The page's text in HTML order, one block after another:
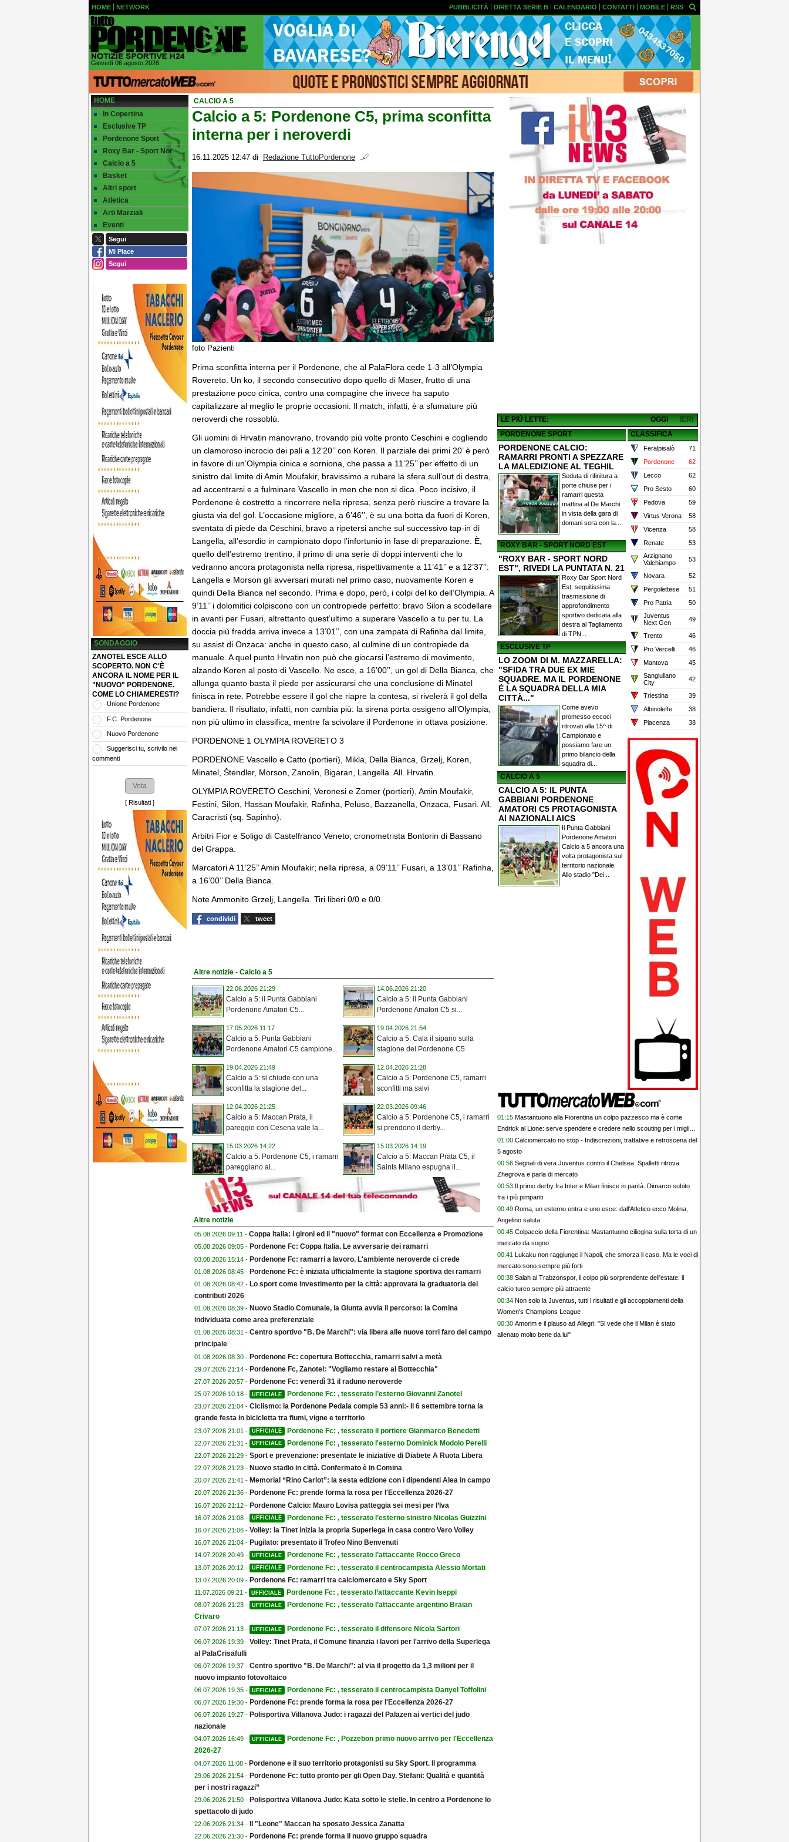
HOME NETWORK PUBBLICITÀ DIRETTA SERIE B CALENDARIO CONTATTI MOBILE RSS
Giovedì 06 agosto 2026
HOME
In Copertina
Esclusive TP
Pordenone Sport
Roxy Bar - Sport Nor
Calcio a 5
Basket
Altri sport
Atletica
Arti Marziali
Eventi
Segui
Mi Piace
Segui
SONDAGGIO
ZANOTEL ESCE ALLO
SCOPERTO. NON C'È
ANCORA IL NOME PER IL
"NUOVO" PORDENONE.
COME LO CHIAMERESTI?
Unione Pordenone
F.C. Pordenone
Nuovo Pordenone
Suggerisci tu, scrivilo nei
commenti
[ Risultati ]
CALCIO A 5
Calcio a 5: Pordenone C5, prima sconfitta
interna per i neroverdi
16.11.2025 12:47 di Redazione TuttoPordenone
foto Pazienti
Prima sconfitta interna per il Pordenone, che al PalaFlora cede 1-3 all’Olympia
Rovereto. Un ko, il secondo consecutivo dopo quello di Maser, frutto di una
prestazione poco cinica, contro una compagine che invece ha saputo
capitalizzare al meglio le proprie occasioni. Il match, infatti, è a sfumature più
neroverdi che rossoblù.
Gli uomini di Hrvatin manovrano, trovando più volte pronto Ceschini e cogliendo
un clamoroso incrocio dei pali a 12’20’’ con Koren. Il parziale dei primi 20’ è però
in favore di un’Olympia cinica e sorniona, che passa a 11’25’’ per effetto di un
sinistro dal limite di Amin Moufakir, bravissimo a rubare la sfera sull’out di destra,
ad accentrarsi e a fulminare Vascello in men che non si dica. Poco incisivo, il
Pordenone è costretto a rincorrere nella ripresa, senza però riuscire a trovare la
giusta via del gol. L’occasione migliore, a 6’46’’, è su una botta da fuori di Koren,
sventata di piede da Ceschini, bravo a ripetersi anche sul successivo tap-in di
Langella, all’esordio in campionato dopo l’infortunio in fase di preparazione. È,
quello dell’estremo trentino, il primo di una serie di doppi interventi che lo
vedranno ancora protagonista nella ripresa, rispettivamente a 11’41’’ e a 12’37’’:
Langella e Morson gli avversari murati nel primo caso, nuovamente Koren e
quindi Della Bianca nel secondo. Prima e dopo, però, i colpi del ko dell’Olympia. A
9’11’’ i dolomitici colpiscono con un contropiede perfetto: bravo Silon a scodellare
in avanti per Fusari, altrettanto quest’ultimo a superare Vascello a tu per tu. La
doccia più fredda arriva invece a 13’01’’, con una zampata di Rafinha dal limite,
su assist di Onzaca: anche in questo caso, al culmine di un contropiede da
manuale. A quel punto Hrvatin non può che giocarsi l’estremo di movimento,
alzando Koren al posto di Vascello. Ne esce, a 16’00’’, un gol di Della Bianca, che
allunga quanto basta il piede per assicurarsi che una conclusione di Minatel
finisca in rete. Potrebbe essere il gol che riapre la contesa, si rivelerà il gol della
bandiera. Il risultato, infatti, non cambia più: la sirena porta ossigeno all’Olympia,
non più ultimo in classifica, mentre fa scivolare il Pordenone in ottava posizione.
PORDENONE 1 OLYMPIA ROVERETO 3
PORDENONE Vascello e Catto (portieri), Mikla, Della Bianca, Grzelj, Koren,
Minatel, Štendler, Morson, Zanolin, Bigaran, Langella. All. Hrvatin.
OLYMPIA ROVERETO Ceschini, Veronesi e Zomer (portieri), Amin Moufakir,
Festini, Silon, Hassan Moufakir, Rafinha, Peluso, Bazzanella, Onzaca, Fusari. All.
Caracristi (sq. Sapinho).
Arbitri Fior e Soligo di Castelfranco Veneto; cronometrista Bontorin di Bassano
del Grappa.
Marcatori A 11’25’’ Amin Moufakir; nella ripresa, a 09’11’’ Fusari, a 13’01’’ Rafinha,
a 16’00’’ Della Bianca.
Note Ammonito Grzelj, Langella. Tiri liberi 0/0 e 0/0.
condividi tweet
Altre notizie - Calcio a 5
22.06.2026 21:29
Calcio a 5: il Punta Gabbiani
Pordenone Amatori C5...
14.06.2026 21:20
Calcio a 5: il Punta Gabbiani
Pordenone Amatori C5 si...
17.05.2026 11:17
Calcio a 5: Punta Gabbiani
Pordenone Amatori C5 campione...
19.04.2026 21:54
Calcio a 5: Cala il sipario sulla
stagione del Pordenone C5
19.04.2026 21:49
Calcio a 5: si chiude con una
sconfitta la stagione del...
12.04.2026 21:28
Calcio a 5: Pordenone C5, ramarri
sconfitti ma salvi
12.04.2026 21:25
Calcio a 5: Maccan Prata, il
pareggio con Cesena vale la...
22.03.2026 09:46
Calcio a 5: Pordenone C5, i ramarri
si prendono il derby...
15.03.2026 14:22
Calcio a 5: Pordenone C5, i ramarri
pareggiano al...
15.03.2026 14:19
Calcio a 5: Maccan Prata C5, il
Saints Milano espugna il...
Altre notizie
05.08.2026 09:11 - Coppa Italia: i gironi ed il "nuovo" format con Eccellenza e Promozione
05.08.2026 09:05 - Pordenone Fc: Coppa Italia. Le avversarie dei ramarri
03.08.2026 15:14 - Pordenone Fc: ramarri a lavoro. L'ambiente neroverde ci crede
01.08.2026 08:45 - Pordenone Fc: è iniziata ufficialmente la stagione sportiva dei ramarri
01.08.2026 08:42 - Lo sport come investimento per la città: approvata la graduatoria dei
contributi 2026
01.08.2026 08:39 - Nuovo Stadio Comunale, la Giunta avvia il percorso: la Comina
individuata come area preferenziale
01.08.2026 08:31 - Centro sportivo "B. De Marchi": via libera alle nuove torri faro del campo
principale
01.08.2026 08:30 - Pordenone Fc: copertura Bottecchia, ramarri salvi a metà
29.07.2026 21:14 - Pordenone Fc, Zanotel: "Vogliamo restare al Bottecchia"
27.07.2026 20:57 - Pordenone Fc: venerdì 31 il raduno neroverde
25.07.2026 10:18 - UFFICIALE Pordenone Fc: , tesserato l’esterno Giovanni Zanotel
23.07.2026 21:04 - Ciclismo: la Pordenone Pedala compie 53 anni:- Il 6 settembre torna la
grande festa in bicicletta tra fiumi, vigne e territorio
23.07.2026 21:01 - UFFICIALE Pordenone Fc: , tesserato il portiere Gianmarco Benedetti
22.07.2026 21:31 - UFFICIALE Pordenone Fc: , tesserato l'esterno Dominick Modolo Perelli
22.07.2026 21:29 - Sport e prevenzione: presentate le iniziative di Diabete A Ruota Libera
22.07.2026 21:23 - Nuovo stadio in città. Confermato è in Comina
20.07.2026 21:41 - Memorial “Rino Carlot”: la sesta edizione con i dipendenti Alea in campo
20.07.2026 21:36 - Pordenone Fc: prende forma la rosa per l'Eccellenza 2026-27
16.07.2026 21:12 - Pordenone Calcio: Mauro Lovisa patteggia sei mesi per l’Iva
16.07.2026 21:08 - UFFICIALE Pordenone Fc: , tesserato l’esterno sinistro Nicolas Guizzini
16.07.2026 21:06 - Volley: la Tinet inizia la propria Superlega in casa contro Vero Volley
16.07.2026 21:04 - Pugilato: presentato il Trofeo Nino Benvenuti
14.07.2026 20:49 - UFFICIALE Pordenone Fc: , tesserato l’attaccante Rocco Greco
13.07.2026 20:12 - UFFICIALE Pordenone Fc: , tesserato il centrocampista Alessio Mortati
13.07.2026 20:09 - Pordenone Fc: ramarri tra calciomercato e Sky Sport
11.07.2026 09:21 - UFFICIALE Pordenone Fc: , tesserato l’attaccante Kevin Iseppi
08.07.2026 21:23 - UFFICIALE
Pordenone Fc: , tesserato l’attaccante argentino Braian
Crivaro
07.07.2026 21:13 - UFFICIALE Pordenone Fc: , tesserato il difensore Nicola Sartori
06.07.2026 19:39 - Volley: Tinet Prata, il Comune finanzia i lavori per l'arrivo della Superlega
al PalaCrisafulli
06.07.2026 19:37 - Centro sportivo "B. De Marchi": al via il progetto da 1,3 milioni per il
nuovo impianto fotovoltaico
06.07.2026 19:35 - UFFICIALE Pordenone Fc: , tesserato il centrocampista Danyel Toffolini
06.07.2026 19:30 - Pordenone Fc: prende forma la rosa per l'Eccellenza 2026-27
06.07.2026 19:27 - Polisportiva Villanova Judo: i ragazzi del Palazen ai vertici del judo
nazionale
04.07.2026 16:49 - UFFICIALE
Pordenone Fc: , Pozzebon primo nuovo arrivo per l'Eccellenza
2026-27
04.07.2026 11:08 - Pordenone e il suo territorio protagonisti su Sky Sport. Il programma
29.06.2026 21:54 - Pordenone Fc: tutto pronto per gli Open Day. Stefani: Qualità e quantità
per i nostri ragazzi”
29.06.2026 21:50 - Polisportiva Villanova Judo: Kata sotto le stelle. In centro a Pordenone lo
spettacolo di judo
22.06.2026 21:34 - Il "Leone" Maccan ha sposato Jessica Zanatta
22.06.2026 21:30 - Pordenone Fc: prende forma il nuovo gruppo squadra
LE PIÙ LETTE: IERI
OGGI
PORDENONE SPORT
PORDENONE CALCIO:
RAMARRI PRONTI A SPEZZARE
LA MALEDIZIONE AL TEGHIL
Seduta di rifinitura a
porte chiuse per i
ramarri questa
mattina al De Marchi
in vista della gara di
domani sera con la...
ROXY BAR - SPORT NORD EST
"ROXY BAR - SPORT NORD
EST", RIVEDI LA PUNTATA N. 21
Roxy Bar Sport Nord
Est, seguitissima
trasmissione di
approfondimento
sportivo dedicata alla
destra al Tagliamento
di TPN...
ESCLUSIVE TP
LO ZOOM DI M. MAZZARELLA:
"SFIDA TRA DUE EX MIE
SQUADRE. MA IL PORDENONE
È LA SQUADRA DELLA MIA
CITTÀ..."
Come avevo
promesso eccoci
ritrovati alla 15^ di
Campionato e
possiamo fare un
primo bilancio della
squadra di...
CALCIO A 5
CALCIO A 5: IL PUNTA
GABBIANI PORDENONE
AMATORI C5 PROTAGONISTA
AI NAZIONALI AICS
Il Punta Gabbiani
Pordenone Amatori
Calcio a 5 ancora una
volta protagonista sul
territorio nazionale.
Allo stadio "Dei...
CLASSIFICA
Feralpisalò
71
Pordenone
62
Lecco
62
Pro Sesto
60
Padova
59
Virtus Verona
58
Vicenza
58
Renate
53
Arzignano
Valchiampo
53
Novara
52
Pergolettese
51
Pro Patria
50
Juventus
Next Gen
49
Trento
46
Pro Vercelli
46
Mantova
45
Sangiuliano
City
42
Triestina
39
Albinoleffe
38
Piacenza
38
01:15 Mastantuono alla Fiorentina un colpo pazzesco ma è come
Endrick al Lione: serve spendere e credere nello scouting per i migliori
talenti. Giovani italiani: attenzione perché qualcosa sta cambiando
davvero
01:00 Calciomercato no stop - Indiscrezioni, trattative e retroscena del
5 agosto
00:56 Segnali di vera Juventus contro il Chelsea. Spalletti ritrova
Zhegrova e parla di mercato
00:53 Il primo derby fra Inter e Milan finisce in parità. Dimarco subito
fra i più pimpanti
00:49 Roma, un esterno entra e uno esce: dall'Atletico ecco Molina,
Angelino saluta
00:45 Colpaccio della Fiorentina: Mastantuono ciliegina sulla torta di un
mercato da sogno
00:41 Lukaku non raggiunge il Napoli, che smorza il caso. Ma le voci di
mercato sono sempre più forti
00:38 Salah al Trabzonspor, il colpo più sorprendente dell'estate: il
calcio turco sempre più attraente
00:34 Non solo la Juventus, tutti i risultati e gli accoppiamenti della
Women's Champions League
00:30 Amorim e il plauso ad Allegri: "Si vede che il Milan è stato
allenato molto bene da lui"